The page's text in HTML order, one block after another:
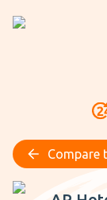
Compare
AP Hotel &